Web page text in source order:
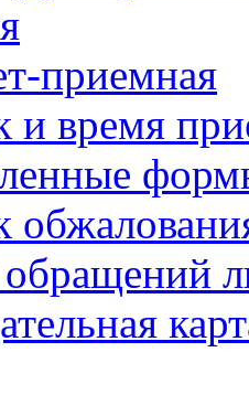
приемная
и время